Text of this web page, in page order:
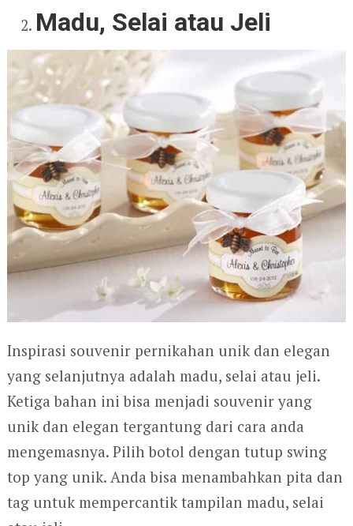
Madu, Selai atau Jeli
Inspirasi souvenir pernikahan unik dan elegan
yang selanjutnya adalah madu, selai atau jeli.
Ketiga bahan ini bisa menjadi souvenir yang
unik dan elegan tergantung dari cara anda
mengemasnya. Pilih botol dengan tutup swing
top yang unik. Anda bisa menambahkan pita dan
tag untuk mempercantik tampilan madu, selai